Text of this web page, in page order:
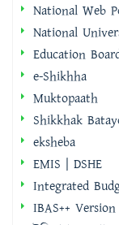
e-Shikhha
Muktopaath
Shikkhak
eksheba
EMIS | DSHE
Integrated
IBAS++ Version
ইমিগ্রেশন ও
বাংলাদেশ ফরম